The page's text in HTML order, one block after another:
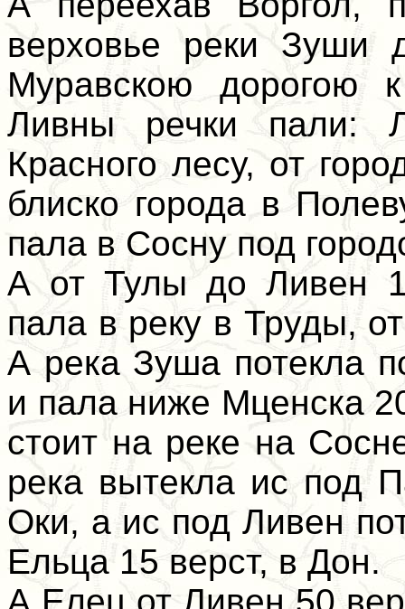
верховье реки Зуши
Муравскою дорогою
Ливны речки пали:
Красного лесу, от
блиско города в
пала в Сосну под
А от Тулы до Ливен
пала в реку в Труды,
А река Зуша потекла
и пала ниже Мценска
стоит на реке на
река вытекла ис под
Оки, а ис под Ливен
Ельца 15 верст, в Дон.